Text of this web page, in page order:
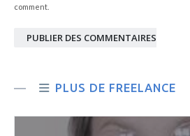
comment.
PUBLIER DES COMMENTAIRES
PLUS DE FREELANCE